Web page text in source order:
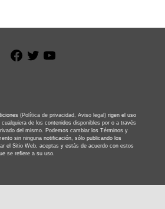
Facebook
Twitter
(Política de privacidad, Aviso legal) rigen el uso
de los contenidos disponibles por o a través
del mismo. Podemos cambiar los Términos y
sin ninguna notificación, sólo publicando los
el Sitio Web, aceptas y estás de acuerdo con estos
se refiere a su uso.